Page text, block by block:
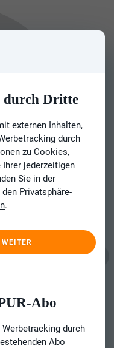
durch Dritte
externen Inhalten,
durch
zu Cookies,
jederzeitigen
Sie in der
den Privatsphäre-
.
Abo
durch
Abo